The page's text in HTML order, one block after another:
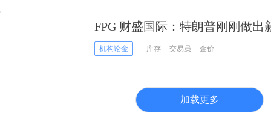
FPG 财盛国际：特朗普刚刚做出
价自高位惊人暴跌的原因在这
机构论金 库存 交易员 金价
加载更多